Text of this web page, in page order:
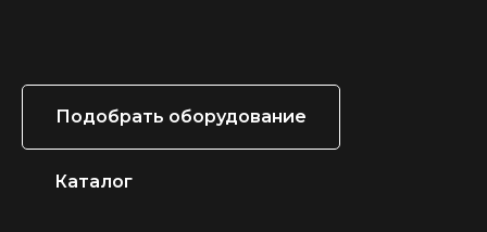
Подобрать оборудование
Каталог